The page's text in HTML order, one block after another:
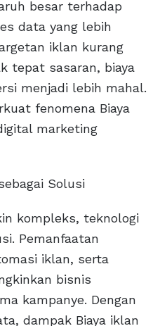
besar terhadap
data yang lebih
iklan kurang
tepat sasaran, biaya
menjadi lebih mahal.
fenomena Biaya
marketing
Solusi
kompleks, teknologi
Pemanfaatan
iklan, serta
bisnis
kampanye. Dengan
dampak Biaya iklan